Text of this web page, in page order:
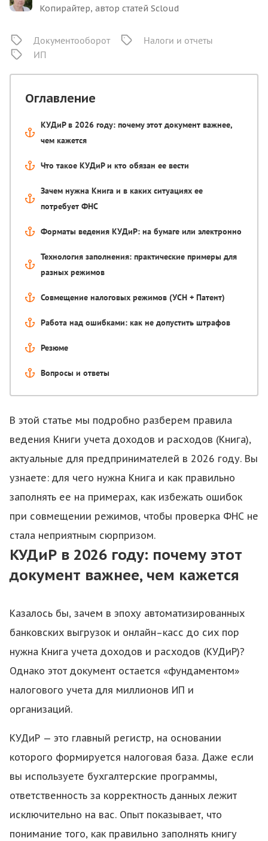
Копирайтер, автор статей Scloud
Документооборот
Налоги и отчеты
ИП
Оглавление
КУДиР в 2026 году: почему этот документ важнее,
чем кажется
Что такое КУДиР и кто обязан ее вести
Зачем нужна Книга и в каких ситуациях ее
потребует ФНС
Форматы ведения КУДиР: на бумаге или электронно
Технология заполнения: практические примеры для
разных режимов
Совмещение налоговых режимов (УСН + Патент)
Работа над ошибками: как не допустить штрафов
Резюме
Вопросы и ответы
В этой статье мы подробно разберем правила
ведения Книги учета доходов и расходов (Книга),
актуальные для предпринимателей в 2026 году. Вы
узнаете: для чего нужна Книга и как правильно
заполнять ее на примерах, как избежать ошибок
при совмещении режимов, чтобы проверка ФНС не
стала неприятным сюрпризом.
КУДиР в 2026 году: почему этот
документ важнее, чем кажется
Казалось бы, зачем в эпоху автоматизированных
банковских выгрузок и онлайн–касс до сих пор
нужна Книга учета доходов и расходов (КУДиР)?
Однако этот документ остается «фундаментом»
налогового учета для миллионов ИП и
организаций.
КУДиР — это главный регистр, на основании
которого формируется налоговая база. Даже если
вы используете бухгалтерские программы,
ответственность за корректность данных лежит
исключительно на вас. Опыт показывает, что
понимание того, как правильно заполнять книгу